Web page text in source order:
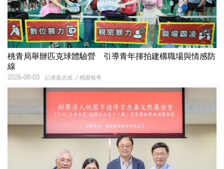
桃青局舉辦匹克球體驗營 引導青年揮拍建構職場與情感防
線
記者葉志成 ／桃園報導
2026-08-03